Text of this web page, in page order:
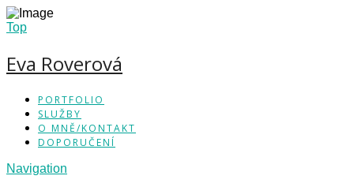
Top
Eva Roverová
PORTFOLIO
SLUŽBY
O MNĚ/KONTAKT
DOPORUČENÍ
Navigation